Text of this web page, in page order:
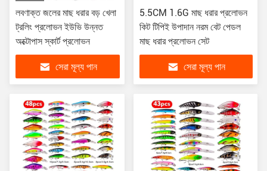
লবণাক্ত জলের মাছ ধরার বড় খেলা
ট্রলিং প্রলোভন ইউভি উন্নত
অক্টোপাস স্কার্ট প্রলোভন
সেরা মূল্য পান
5.5CM 1.6G মাছ ধরার প্রলোভন
কিট টিপিই উপাদান নরম বেট পেডল
মাছ ধরার প্রলোভন সেট
সেরা মূল্য পান